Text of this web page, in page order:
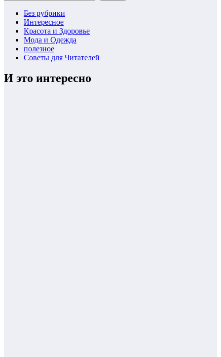
Без рубрики
Интересное
Красота и Здоровье
Мода и Одежда
полезное
Советы для Читателей
И это интересно